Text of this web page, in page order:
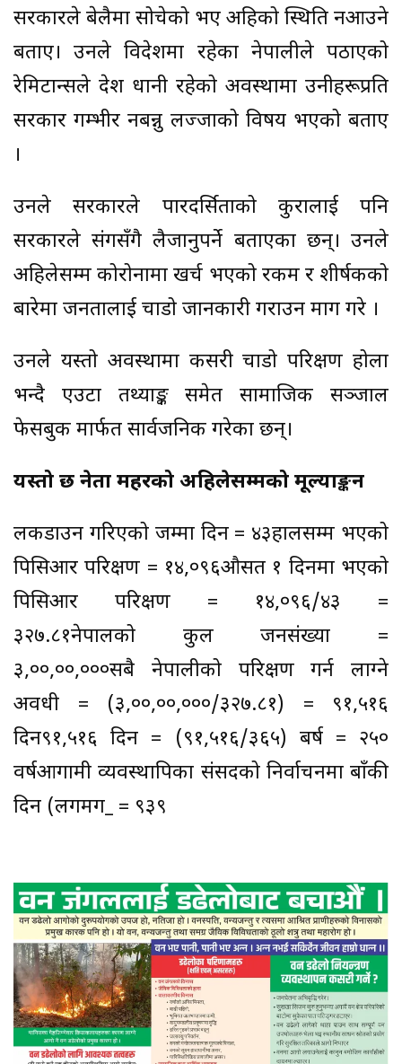
सरकारले बेलैमा सोचेको भए अहिको स्थिति नआउने
बताए। उनले विदेशमा रहेका नेपालीले पठाएको
रेमिटान्सले देश धानी रहेको अवस्थामा उनीहरूप्रति
सरकार गम्भीर नबन्नु लज्जाको विषय भएको बताए
।
उनले सरकारले पारदर्सिताको कुरालाई पनि
सरकारले संगसँगै लैजानुपर्ने बताएका छन्। उनले
अहिलेसम्म कोरोनामा खर्च भएको रकम र शीर्षकको
बारेमा जनतालाई चाडो जानकारी गराउन माग गरे ।
उनले यस्तो अवस्थामा कसरी चाडो परिक्षण होला
भन्दै एउटा तथ्याङ्क समेत सामाजिक सञ्जाल
फेसबुक मार्फत सार्वजनिक गरेका छन्।
यस्तो छ नेता महरको अहिलेसम्मको मूल्याङ्कन
लकडाउन गरिएको जम्मा दिन = ४३हालसम्म भएको
पिसिआर परिक्षण = १४,०९६औसत १ दिनमा भएको
पिसिआर परिक्षण = १४,०९६/४३ =
३२७.८१नेपालको कुल जनसंख्या =
३,००,००,०००सबै नेपालीको परिक्षण गर्न लाग्ने
अवधी = (३,००,००,०००/३२७.८१) = ९१,५१६
दिन९१,५१६ दिन = (९१,५१६/३६५) बर्ष = २५०
वर्षआगामी व्यवस्थापिका संसदको निर्वाचनमा बाँकी
दिन (लगमग_ = ९३९